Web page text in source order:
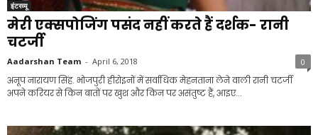
इंटरव्यू
मेरी एक्सपोजिंग पसंद नहीं करते हैं दर्शक- रानी
चटर्जी
Aadarshan Team - April 6, 2018 0
अनूप नारायण सिंह. भोजपुरी हीरोइनों में सर्वाधिक मेहनताना लेने वाली रानी चटर्जी
अपने करियर से किन बातों पर खुश और किन पर असंतुष्ट हैं, आइए...